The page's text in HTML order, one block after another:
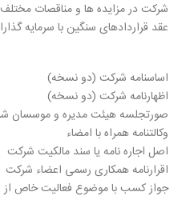
شرکت در مزایده ها و مناقصات
عقد قراردادهای سنگین با سرمایه
اساسنامه شرکت (دو نسخه)
اظهارنامه شرکت (دو نسخه)
صورتجلسه هیئت مدیره و موسسان
وکالتنامه همراه با امضاء
اصل اجاره نامه یا سند مالکیت شرکت
اقرارنامه همکاری رسمی اعضاء شرکت
جواز کسب با موضوع فعالیت خاص از